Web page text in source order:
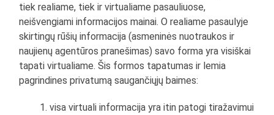
tiek realiame, tiek ir virtualiame pasauliuose,
neišvengiami informacijos mainai. O realiame pasaulyje
skirtingų rūšių informacija (asmeninės nuotraukos ir
naujienų agentūros pranešimas) savo forma yra visiškai
tapati virtualiame. Šis formos tapatumas ir lemia
pagrindines privatumą saugančiųjų baimes:
visa virtuali informacija yra itin patogi tiražavimui